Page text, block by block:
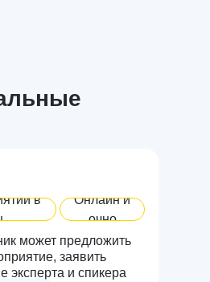
может предложить
заявить
эксперта и спикера
Онлайн и
очно
в